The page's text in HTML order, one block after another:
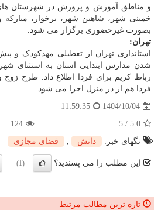
و مناطق آموزش و پرورش در شهرستان های
خمینی شهر، شاهین شهر، برخوار،
بصورت غیرحضوری برگزار می شود.
تهران:
استانداری تهران از تعطیلی مهدکودک و
شدن مدارس ابتدایی استان به استثنای
رباط کریم برای فردا اطلاع داد. طرح زوج
فردا هم از در منزل اجرا می شود.
1404/10/04
11:59:35
5.0
/
5
124
تگهای خبر:
دانش , فضای مجازی
این مطلب را می پسندید؟ (1)
تازه ترین مطالب مرتبط